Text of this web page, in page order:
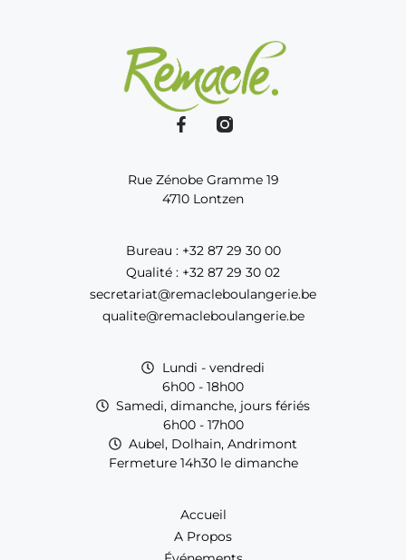
Rue Zénobe Gramme 19
4710 Lontzen
Bureau : +32 87 29 30 00
Qualité : +32 87 29 30 02
secretariat@remacleboulangerie.be
qualite@remacleboulangerie.be
Lundi - vendredi
6h00 - 18h00
Samedi, dimanche, jours fériés
6h00 - 17h00
Aubel, Dolhain, Andrimont
Fermeture 14h30 le dimanche
Accueil
A Propos